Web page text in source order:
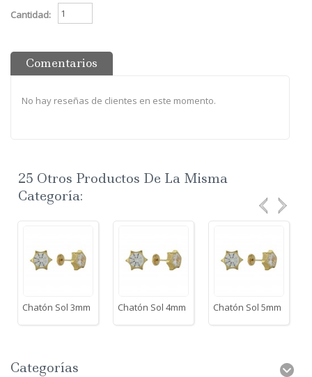
Cantidad:
Comentarios
No hay reseñas de clientes en este momento.
25 Otros Productos De La Misma
Categoría:
Chatón Sol 3mm Chatón Sol 4mm Chatón Sol 5mm
Categorías